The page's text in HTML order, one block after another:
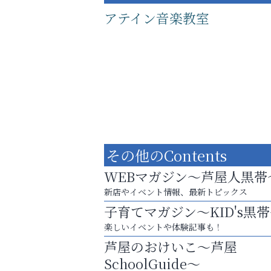
アテイン音楽教室
あなたらしく奏でる、音楽の時間
芦屋インターナショナルス
ール
その他のContents
WEBマガジン～芦屋人黒帯
新店やイベント情報、最新トピックス
子育てマガジン～KID's黒
楽しいイベントや体験記事も！
芦屋のおけいこ～芦屋
SchoolGuide～